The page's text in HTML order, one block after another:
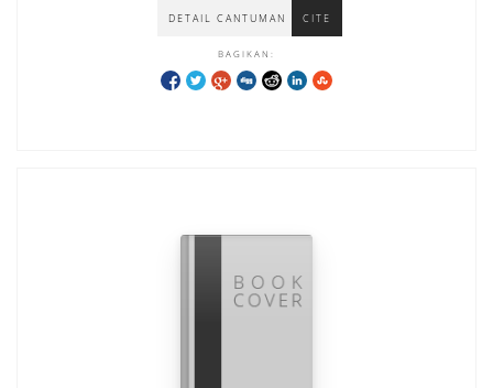
DETAIL CANTUMAN CITE
BAGIKAN: